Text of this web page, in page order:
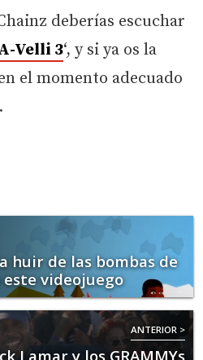
deberías escuchar
Velli 3‘, y si ya os la
el momento adecuado
huir de las bombas de
este videojuego
ANTERIOR >
Lamar y los GRAMMYs